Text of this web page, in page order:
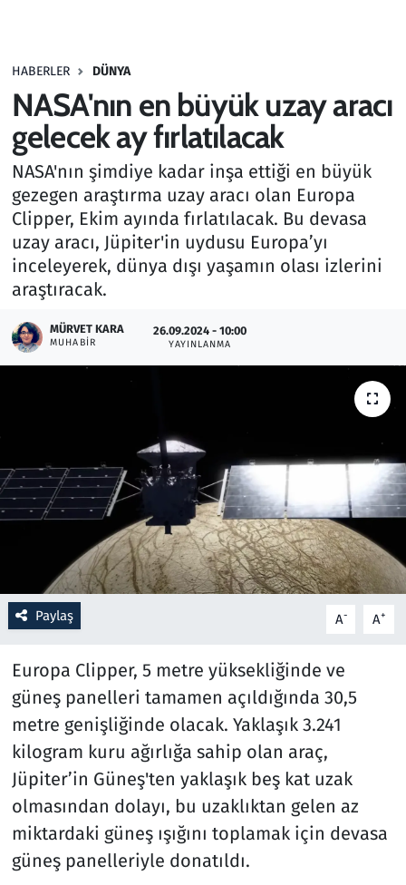
HABERLER DÜNYA
NASA'nın en büyük uzay aracı
gelecek ay fırlatılacak
NASA'nın şimdiye kadar inşa ettiği en büyük
gezegen araştırma uzay aracı olan Europa
Clipper, Ekim ayında fırlatılacak. Bu devasa
uzay aracı, Jüpiter'in uydusu Europa’yı
inceleyerek, dünya dışı yaşamın olası izlerini
araştıracak.
MÜRVET KARA
MUHABIR
26.09.2024 - 10:00
YAYINLANMA
Paylaş A- A+
Europa Clipper, 5 metre yüksekliğinde ve
güneş panelleri tamamen açıldığında 30,5
metre genişliğinde olacak. Yaklaşık 3.241
kilogram kuru ağırlığa sahip olan araç,
Jüpiter’in Güneş'ten yaklaşık beş kat uzak
olmasından dolayı, bu uzaklıktan gelen az
miktardaki güneş ışığını toplamak için devasa
güneş panelleriyle donatıldı.
Haber
Kültür Sanat
Kurumsal Haberler
Lezzet Durağı
Memur ve Kamu
Resmi İlanlar
Rüya Tabirleri
Sağlık
Savunma Sanayi
Seçim 2023
Spor
Teknoloji ve Bilim
Televizyon